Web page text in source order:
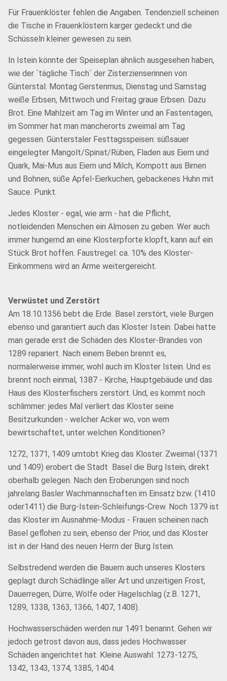
Für Frauenklöster fehlen die Angaben. Tendenziell scheinen
die Tische in Frauenklöstern karger gedeckt und die
Schüsseln kleiner gewesen zu sein.
In Istein könnte der Speiseplan ähnlich ausgesehen haben,
wie der ´tägliche Tisch´ der Zisterzienserinnen von
Günterstal: Montag Gerstenmus, Dienstag und Samstag
weiße Erbsen, Mittwoch und Freitag graue Erbsen. Dazu
Brot. Eine Mahlzeit am Tag im Winter und an Fastentagen,
im Sommer hat man mancherorts zweimal am Tag
gegessen. Günterstaler Festtagsspeisen: süßsauer
eingelegter Mangolt/Spinat/Rüben, Fladen aus Eiern und
Quark, Mai-Mus aus Eiern und Milch, Kompott aus Birnen
und Bohnen, süße Apfel-Eierkuchen, gebackenes Huhn mit
Sauce. Punkt.
Jedes Kloster - egal, wie arm - hat die Pflicht,
notleidenden Menschen ein Almosen zu geben. Wer auch
immer hungernd an eine Klosterpforte klopft, kann auf ein
Stück Brot hoffen. Faustregel: ca. 10% des Kloster-
Einkommens wird an Arme weitergereicht.
Verwüstet und Zerstört
Am 18.10.1356 bebt die Erde. Basel zerstört, viele Burgen
ebenso und garantiert auch das Kloster Istein. Dabei hatte
man gerade erst die Schäden des Kloster-Brandes von
1289 repariert. Nach einem Beben brennt es,
normalerweise immer, wohl auch im Kloster Istein. Und es
brennt noch einmal, 1387 - Kirche, Hauptgebäude und das
Haus des Klosterfischers zerstört. Und, es kommt noch
schlimmer: jedes Mal verliert das Kloster seine
Besitzurkunden - welcher Acker wo, von wem
bewirtschaftet, unter welchen Konditionen?
1272, 1371, 1409 umtobt Krieg das Kloster. Zweimal (1371
und 1409) erobert die Stadt Basel die Burg Istein, direkt
oberhalb gelegen. Nach den Eroberungen sind noch
jahrelang Basler Wachmannschaften im Einsatz bzw. (1410
oder1411) die Burg-Istein-Schleifungs-Crew. Noch 1379 ist
das Kloster im Ausnahme-Modus - Frauen scheinen nach
Basel geflohen zu sein, ebenso der Prior, und das Kloster
ist in der Hand des neuen Herrn der Burg Istein.
Selbstredend werden die Bauern auch unseres Klosters
geplagt durch Schädlinge aller Art und unzeitigen Frost,
Dauerregen, Dürre, Wölfe oder Hagelschlag (z.B. 1271,
1289, 1338, 1363, 1366, 1407, 1408).
Hochwasserschäden werden nur 1491 benannt. Gehen wir
jedoch getrost davon aus, dass jedes Hochwasser
Schäden angerichtet hat. Kleine Auswahl: 1273-1275,
1342, 1343, 1374, 1385, 1404.